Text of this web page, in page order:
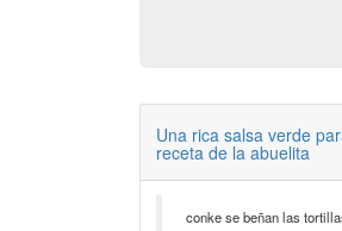
Una rica salsa verde
receta de la abuelita
conke se beñan las